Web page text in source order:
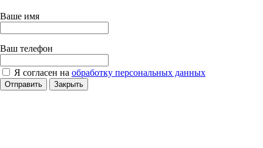
Ваше имя
Ваш телефон
Я согласен на обработку персональных данных
Отправить Закрыть